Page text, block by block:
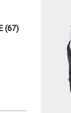
(67)